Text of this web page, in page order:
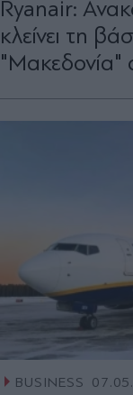
Ryanair:
κλείνει τη
"Μακεδονία"
BUSINESS